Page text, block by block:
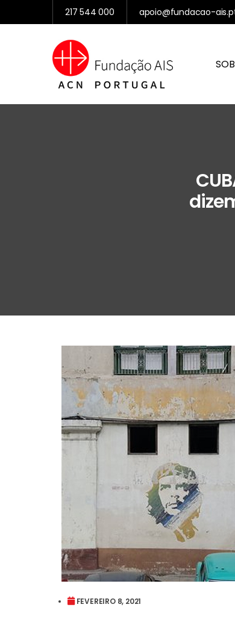
217 544 000 apoio@fundacao-
FEVEREIRO 8, 2021